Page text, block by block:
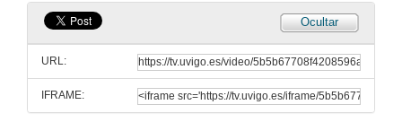
Ocultar
URL:
IFRAME:
Recoñecemento a empresas e institucións
8 de abr. de 2011
Discurso